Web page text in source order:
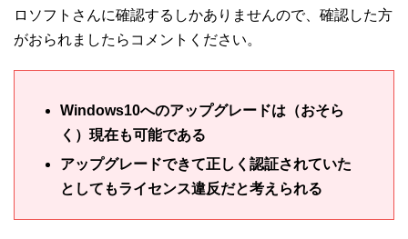
ロソフトさんに確認するしかありませんので、確認した方
がおられましたらコメントください。
Windows10へのアップグレードは（おそら
く）現在も可能である
アップグレードできて正しく認証されていた
としてもライセンス違反だと考えられる